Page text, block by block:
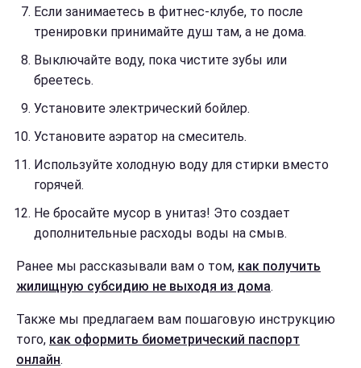
Если занимаетесь в фитнес-клубе, то после
тренировки принимайте душ там, а не дома.
Выключайте воду, пока чистите зубы или
бреетесь.
Установите электрический бойлер.
Установите аэратор на смеситель.
Используйте холодную воду для стирки вместо
горячей.
Не бросайте мусор в унитаз! Это создает
дополнительные расходы воды на смыв.
Ранее мы рассказывали вам о том, как получить
жилищную субсидию не выходя из дома.
Также мы предлагаем вам пошаговую инструкцию
того, как оформить биометрический паспорт
онлайн.